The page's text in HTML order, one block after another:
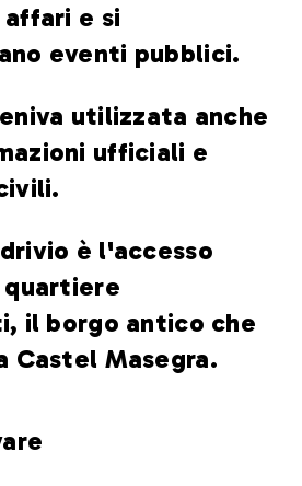
e si
eventi pubblici.
utilizzata anche
ufficiali e
è l'accesso
il borgo antico che
Castel Masegra.